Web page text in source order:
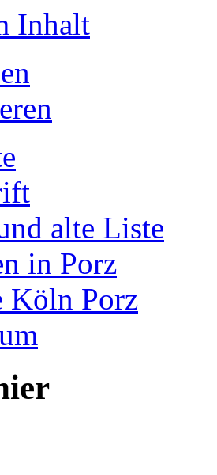
Inhalt
alte Liste
in Porz
Köln Porz